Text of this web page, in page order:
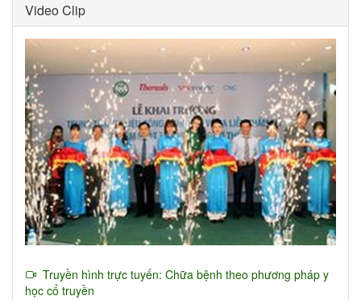
Video Clip
Truyền hình trực tuyến: Chữa bệnh theo phương pháp y
học cổ truyền